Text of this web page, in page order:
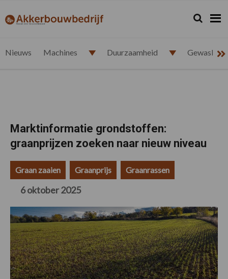
de
de
de
de
akkerbouwbedrijf.nl Zoeken...
Zoek
Nieuws Machines Duurzaamheid
Marktinformatie grondstoffen:
graanprijzen zoeken naar nieuw niveau
Graan zaaien Graanprijs Graanrassen
6 oktober 2025